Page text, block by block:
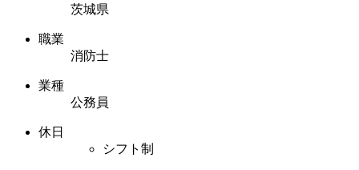
茨城県
職業
消防士
業種
公務員
休日
シフト制